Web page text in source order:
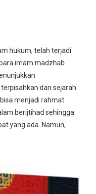
hukum, telah terjadi
imam madzhab
dari sejarah
menjadi rahmat
berijtihad sehingga
yang ada. Namun,